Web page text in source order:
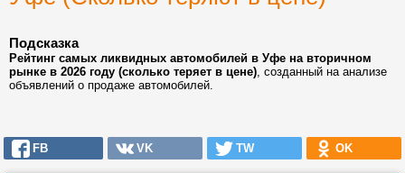
Подсказка
Рейтинг самых ликвидных автомобилей в Уфе на вторичном
рынке в 2026 году (сколько теряет в цене), созданный на анализе
объявлений о продаже автомобилей.
FB VK TW OK